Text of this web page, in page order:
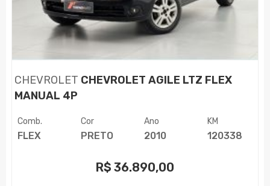
CHEVROLET CHEVROLET AGILE LTZ FLEX
MANUAL 4P
Comb.
FLEX
Cor
PRETO
Ano
2010
KM
120338
R$ 36.890,00